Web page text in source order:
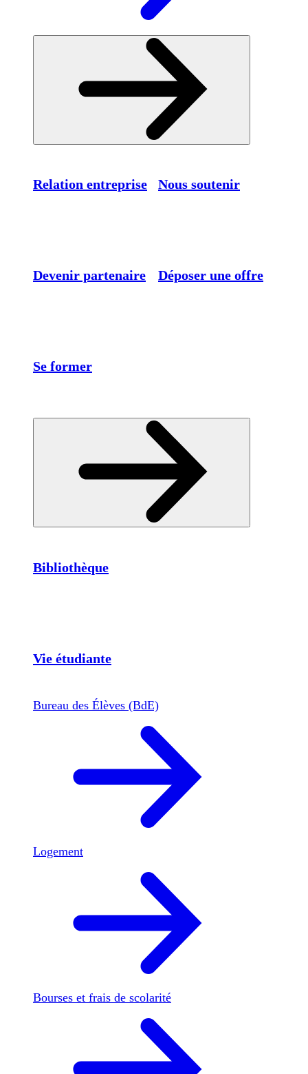
Relation entreprise Nous soutenir
Devenir partenaire Déposer une offre
Se former
Bibliothèque
Vie étudiante
Bureau des Élèves (BdE)
Logement
Bourses et frais de scolarité